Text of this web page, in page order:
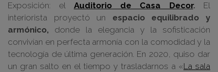
Exposición: el Auditorio de Casa Decor.El
interiorista proyectó un espacio equilibrado y
armónico, donde la elegancia y la sofisticación
convivían en perfecta armonía con la comodidad y la
tecnología de última generación. En 2020, quiso dar
un gran salto en el tiempo y trasladarnos a «La sala